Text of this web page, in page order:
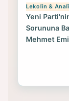
Lekolîn &
Yeni
Sorununa
Mehmet